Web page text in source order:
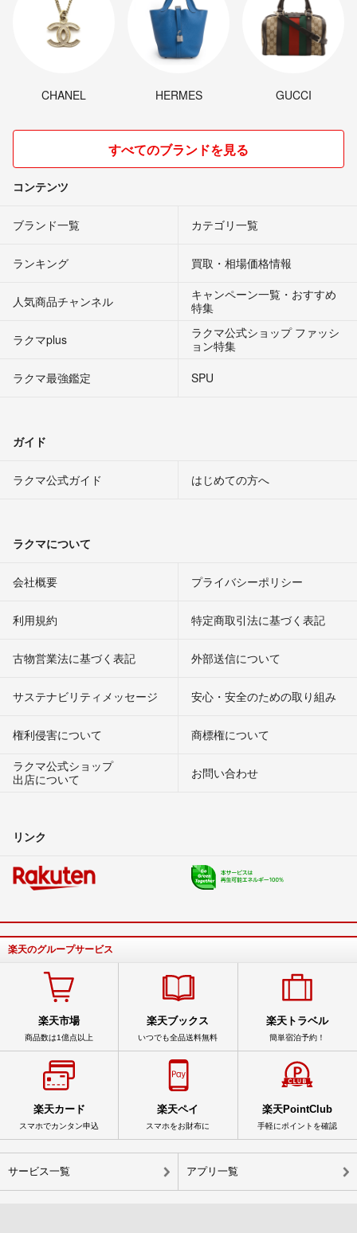
CHANEL HERMES GUCCI
すべてのブランドを見る
コンテンツ
ブランド一覧 カテゴリ一覧
ランキング 買取・相場価格情報
人気商品チャンネル
キャンペーン一覧・おすすめ
特集
ラクマplus
ラクマ公式ショップ ファッシ
ョン特集
ラクマ最強鑑定
SPU
ガイド
ラクマ公式ガイド はじめての方へ
ラクマについて
会社概要 プライバシーポリシー
利用規約 特定商取引法に基づく表記
古物営業法に基づく表記 外部送信について
サステナビリティメッセージ 安心・安全のための取り組み
権利侵害について
商標権について
ラクマ公式ショップ
出店について
お問い合わせ
リンク
楽天のグループサービス
楽天市場
商品数は1億点以上
楽天ブックス
いつでも全品送料無料
楽天トラベル
簡単宿泊予約！
楽天カード
スマホでカンタン申込
楽天ペイ
スマホをお財布に
楽天PointClub
手軽にポイントを確認
サービス一覧 アプリ一覧